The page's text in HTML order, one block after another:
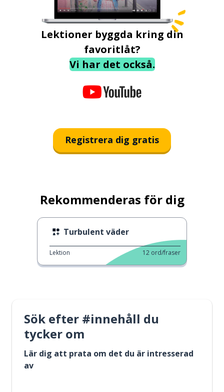
Lektioner byggda kring din
favoritlåt?
Vi har det också.
Registrera dig gratis
Rekommenderas för dig
Turbulent väder
Lektion 12 ord/fraser
Sök efter #innehåll du
tycker om
Lär dig att prata om det du är intresserad
av